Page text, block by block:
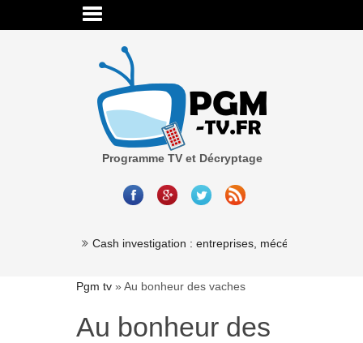
Programme TV et Décryptage
Cash investigation : entreprises, mécénat,
Pgm tv » Au bonheur des vaches
Au bonheur des